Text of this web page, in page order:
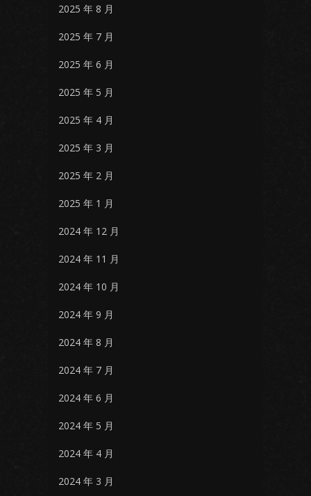
2025 年 8 月
2025 年 7 月
2025 年 6 月
2025 年 5 月
2025 年 4 月
2025 年 3 月
2025 年 2 月
2025 年 1 月
2024 年 12 月
2024 年 11 月
2024 年 10 月
2024 年 9 月
2024 年 8 月
2024 年 7 月
2024 年 6 月
2024 年 5 月
2024 年 4 月
2024 年 3 月